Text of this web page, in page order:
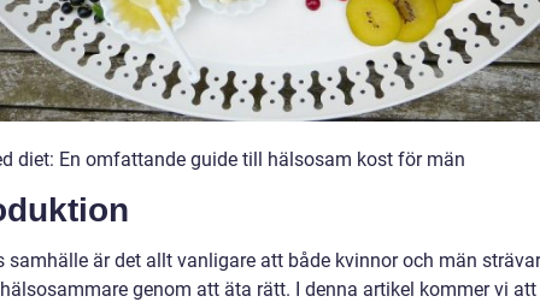
diet: En omfattande guide till hälsosam kost för män
samhälle är det allt vanligare att både kvinnor och män
genom att äta rätt. I denna artikel kommer vi att